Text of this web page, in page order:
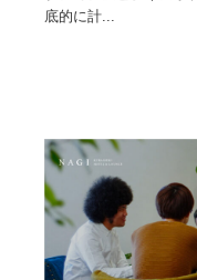
底的に計...